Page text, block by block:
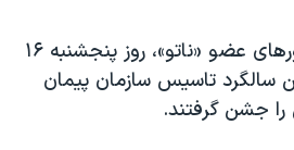
وزیران امور خارجه کشورهای عضو «ناتو»، روز پنجشنبه ۱۶
سالگرد تاسیس سازمان پیمان
را جشن گرفتند.